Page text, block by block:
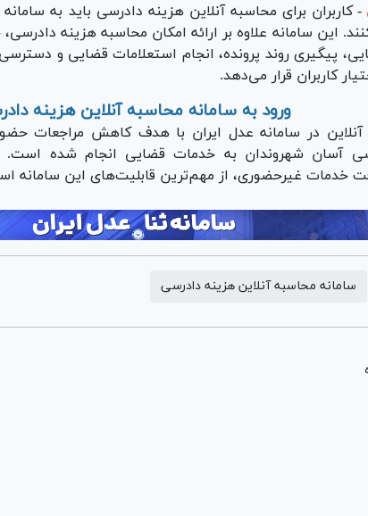
- کاربران برای محاسبه آنلاین هزینه دادرسی باید به
این سامانه علاوه بر ارائه امکان محاسبه هزینه
پیگیری روند پرونده، انجام استعلامات قضایی و
کاربران قرار می‌دهد.
ورود به سامانه محاسبه آنلاین هزینه
در سامانه عدل ایران با هدف کاهش مراجعات
آسان شهروندان به خدمات قضایی انجام شده است.
خدمات غیرحضوری، از مهم‌ترین قابلیت‌های این سامانه
سامانه محاسبه آنلاین هزینه دادرسی